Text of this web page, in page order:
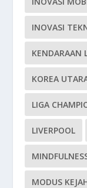
INOVASI
KENDARAAN
KOREA
LIGA
LIVERPOOL
MODUS